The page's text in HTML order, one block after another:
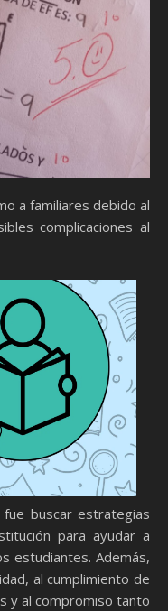
a familiares debido al
complicaciones al
buscar estrategias
para ayudar a
estudiantes. Además,
al cumplimiento de
y al compromiso tanto